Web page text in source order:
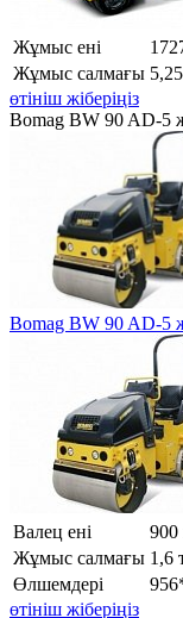
Жұмыс ені
Жұмыс салмағы
өтініш жіберіңіз
Bomag BW 90 AD-5
Bomag BW 90 AD-5
Валец ені
Жұмыс салмағы 1,6
Өлшемдері
өтініш жіберіңіз